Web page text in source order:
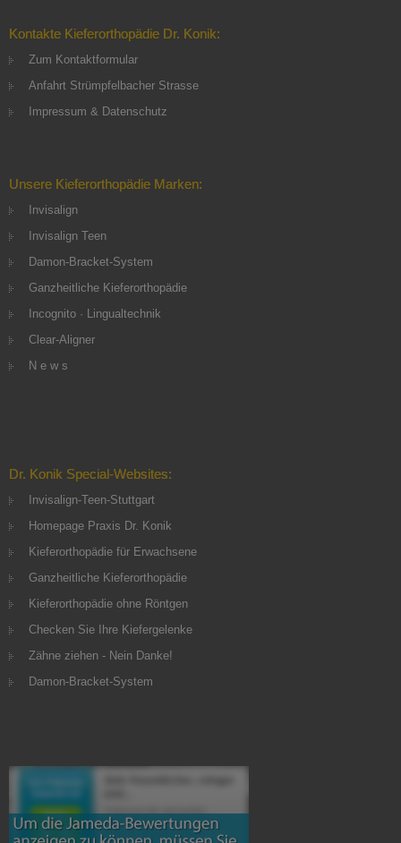
Kontakte Kieferorthopädie Dr. Konik:
Zum Kontaktformular
Anfahrt Strümpfelbacher Strasse
Impressum & Datenschutz
Unsere Kieferorthopädie Marken:
Invisalign
Invisalign Teen
Damon-Bracket-System
Ganzheitliche Kieferorthopädie
Incognito · Lingualtechnik
Clear-Aligner
N e w s
Dr. Konik Special-Websites:
Invisalign-Teen-Stuttgart
Homepage Praxis Dr. Konik
Kieferorthopädie für Erwachsene
Ganzheitliche Kieferorthopädie
Kieferorthopädie ohne Röntgen
Checken Sie Ihre Kiefergelenke
Zähne ziehen - Nein Danke!
Damon-Bracket-System